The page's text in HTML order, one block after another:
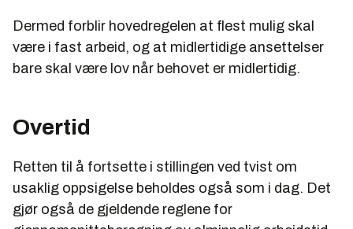
Dermed forblir hovedregelen at flest mulig skal
være i fast arbeid, og at midlertidige ansettelser
bare skal være lov når behovet er midlertidig.
Overtid
Retten til å fortsette i stillingen ved tvist om
usaklig oppsigelse beholdes også som i dag. Det
gjør også de gjeldende reglene for